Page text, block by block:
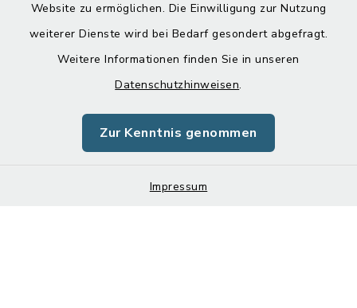
Website zu ermöglichen. Die Einwilligung zur Nutzung
weiterer Dienste wird bei Bedarf gesondert abgefragt.
Weitere Informationen finden Sie in unseren
Datenschutzhinweisen.
Zur Kenntnis genommen
Impressum
Barrierefreiheit
Impressum
Sitemap